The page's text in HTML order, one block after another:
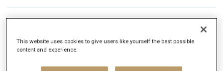
Company description
Publicis Media ist das weltweit zweitgrößte
This website uses cookies to give users like yourself the best possible
content and experience.